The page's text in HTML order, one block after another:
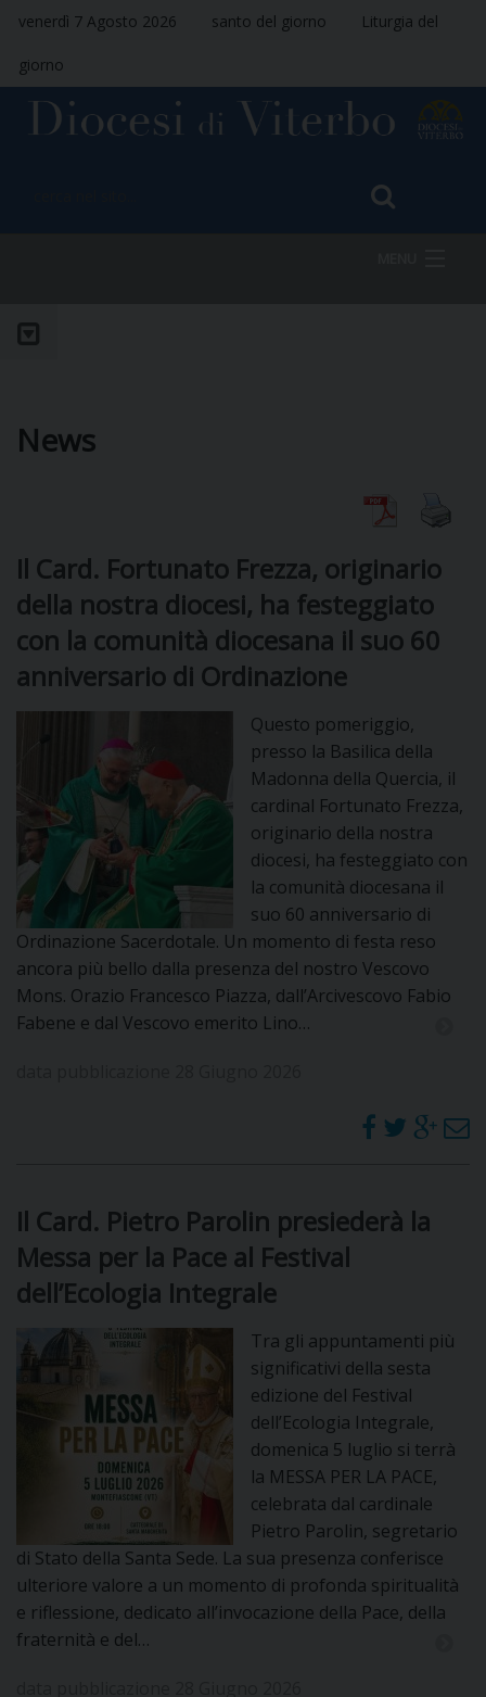
venerdì 7 Agosto 2026 santo del giorno Liturgia del
giorno
CURIA
CLERO
PARROCCHIE
CONTATTI
DOVE SIAMO
News
Il Card. Fortunato Frezza, originario
della nostra diocesi, ha festeggiato
con la comunità diocesana il suo 60
anniversario di Ordinazione
Questo pomeriggio,
presso la Basilica della
Madonna della Quercia, il
cardinal Fortunato Frezza,
originario della nostra
diocesi, ha festeggiato con
la comunità diocesana il
suo 60 anniversario di
Ordinazione Sacerdotale. Un momento di festa reso
ancora più bello dalla presenza del nostro Vescovo
Mons. Orazio Francesco Piazza, dall’Arcivescovo Fabio
Fabene e dal Vescovo emerito Lino…
Il Card. Pietro Parolin presiederà la
Messa per la Pace al Festival
dell’Ecologia Integrale
Tra gli appuntamenti più
significativi della sesta
edizione del Festival
dell’Ecologia Integrale,
domenica 5 luglio si terrà
la MESSA PER LA PACE,
celebrata dal cardinale
Pietro Parolin, segretario
di Stato della Santa Sede. La sua presenza conferisce
ulteriore valore a un momento di profonda spiritualità
e riflessione, dedicato all’invocazione della Pace, della
fraternità e del…